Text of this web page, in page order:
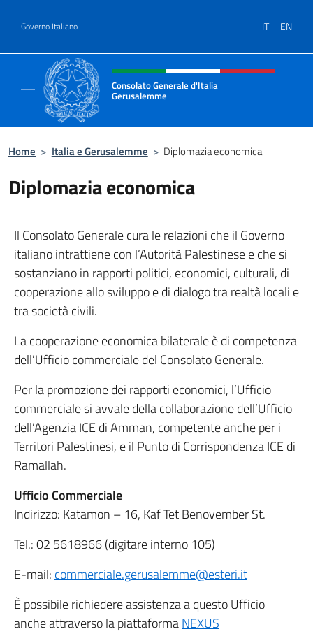
Governo Italiano IT EN
Intestazione sito, social e menù
Consolato Generale d'Italia
Gerusalemme
Home > Italia e Gerusalemme > Diplomazia economica
Diplomazia economica
Il Consolato Generale cura le relazioni che il Governo
italiano intrattiene con l’Autorità Palestinese e che si
sostanziano in rapporti politici, economici, culturali, di
cooperazione allo sviluppo e di dialogo tra realtà locali e
tra società civili.
La cooperazione economica bilaterale è di competenza
dell’Ufficio commerciale del Consolato Generale.
Per la promozione dei rapporti economici, l’Ufficio
commerciale si avvale della collaborazione dell’Ufficio
dell’Agenzia ICE di Amman, competente anche per i
Territori Palestinesi, e il Punto di Corrispondenza ICE di
Ramallah.
Ufficio Commerciale
Indirizzo: Katamon – 16, Kaf Tet Benovember St.
Tel.: 02 5618966 (digitare interno 105)
E-mail: commerciale.gerusalemme@esteri.it
È possibile richiedere assistenza a questo Ufficio
anche attraverso la piattaformaNEXUS